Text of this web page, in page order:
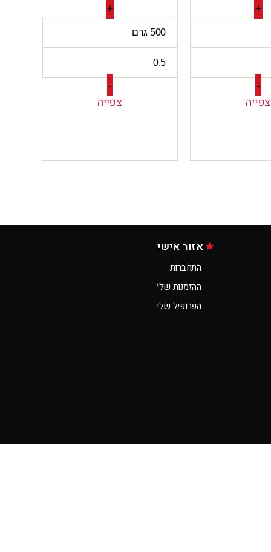
+
-
צפייה
+
-
צפייה
אזור אישי
התחברות
ההזמנות שלי
הפרופיל שלי